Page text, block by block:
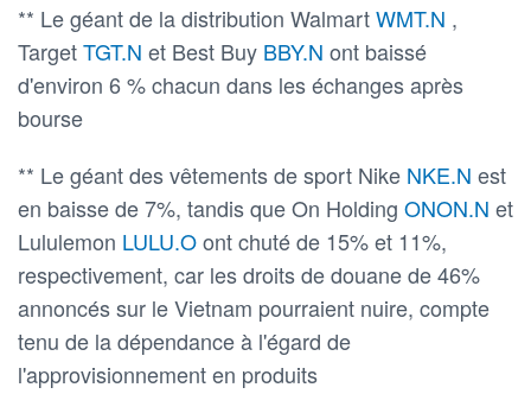
** Le géant de la distribution WalmartWMT.N ,
TargetTGT.N et Best Buy BBY.N ont baissé
d'environ 6 % chacun dans les échanges après
bourse
** Le géant des vêtements de sport Nike NKE.N est
en baisse de 7%, tandis que On Holding ONON.N et
Lululemon LULU.Oont chuté de 15% et 11%,
respectivement, car les droits de douane de 46%
annoncés sur le Vietnam pourraient nuire, compte
tenu de la dépendance à l'égard de
l'approvisionnement en produits